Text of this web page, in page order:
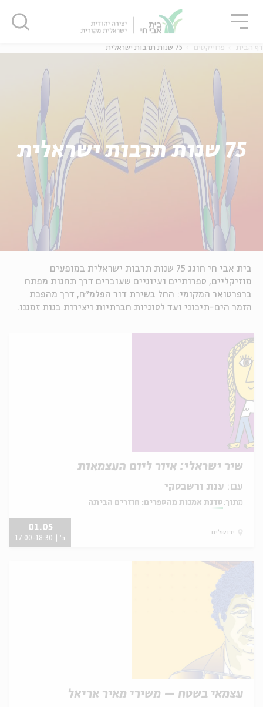
אנגלית
אנגלית
דף הבית פרוייקטים 75 שנות תרבות ישראלית
75 שנות תרבות ישראלית
בית אבי חי חוגג 75 שנות תרבות ישראלית במופעים
מוזיקליים, ספרותיים ועיוניים שעוברים דרך תחנות מפתח
ברפרטואר המקומי: החל בשירת דור הפלמ״ח, דרך מהפכת
הזמר הים-תיכוני ועד לסוגיות חברתיות ויצירות בנות זמננו.
שיר ישראלי: איור ליום העצמאות
עם:
מתוך: סדנת אמנות מהספרים: חוזרים הביתה
ירושלים
01.05
ב' | 17:00-18:30
עצמאי בשטח – משירי מאיר אריאל
סגור